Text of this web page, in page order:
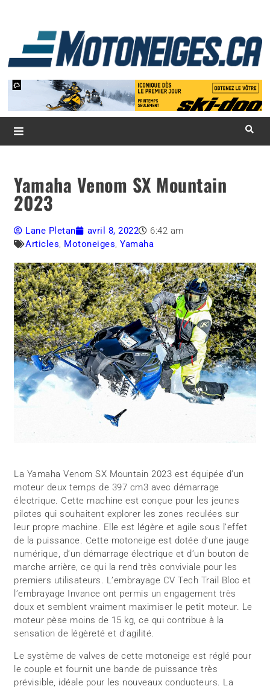
Magazine Motoneiges.ca
Yamaha Venom SX Mountain
2023
Lane Pletan avril 8, 2022
6:42 am
Articles, Motoneiges,Yamaha
La Yamaha Venom SX Mountain 2023 est équipée d’un
moteur deux temps de 397 cm3 avec démarrage
électrique. Cette machine est conçue pour les jeunes
pilotes qui souhaitent explorer les zones reculées sur
leur propre machine. Elle est légère et agile sous l’effet
de la puissance. Cette motoneige est dotée d’une jauge
numérique, d’un démarrage électrique et d’un bouton de
marche arrière, ce qui la rend très conviviale pour les
premiers utilisateurs. L’embrayage CV Tech Trail Bloc et
l’embrayage Invance ont permis un engagement très
doux et semblent vraiment maximiser le petit moteur. Le
moteur pèse moins de 15 kg, ce qui contribue à la
sensation de légèreté et d’agilité.
Le système de valves de cette motoneige est réglé pour
le couple et fournit une bande de puissance très
prévisible, idéale pour les nouveaux conducteurs. La